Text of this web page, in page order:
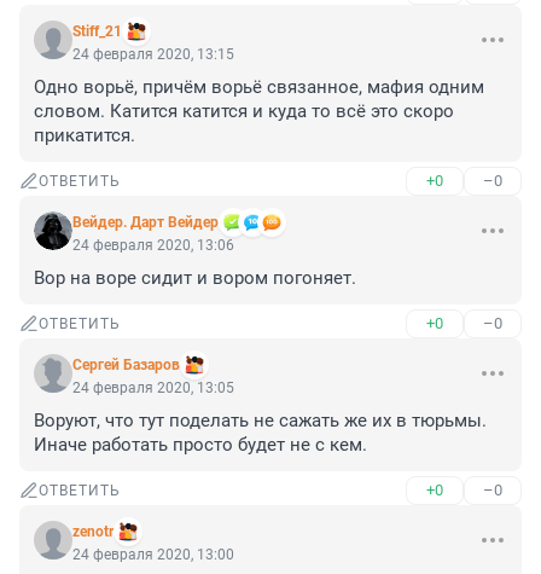
Stiff_21
24 февраля 2020, 13:15
Одно ворьё, причём ворьё связанное, мафия одним
словом. Катится катится и куда то всё это скоро
прикатится.
ОТВЕТИТЬ +0 –0
Вейдер. Дарт Вейдер
24 февраля 2020, 13:06
Вор на воре сидит и вором погоняет.
ОТВЕТИТЬ +0 –0
Сергей Базаров
24 февраля 2020, 13:05
Воруют, что тут поделать не сажать же их в тюрьмы.
Иначе работать просто будет не с кем.
ОТВЕТИТЬ +0 –0
zenotr
24 февраля 2020, 13:00